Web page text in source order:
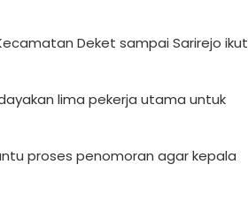
Deket sampai Sarirejo ikut
lima pekerja utama untuk
proses penomoran agar kepala